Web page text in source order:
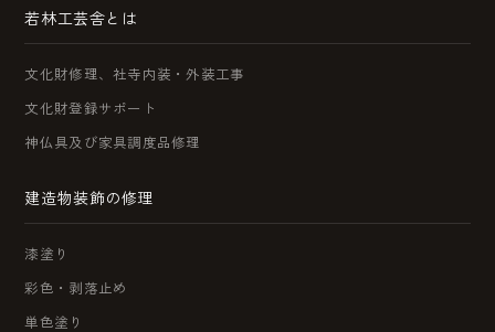
若林工芸舎とは
文化財修理、社寺内装・外装工事
文化財登録サポート
神仏具及び家具調度品修理
建造物装飾の修理
漆塗り
彩色・剥落止め
単色塗り